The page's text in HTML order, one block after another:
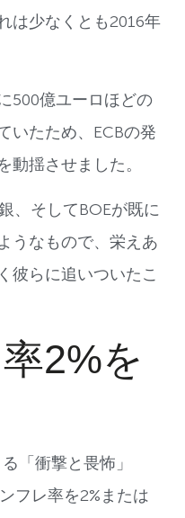
は少なくとも2016年
500億ユーロほどの
いたため、ECBの発
動揺させました。
、そしてBOEが既に
うなもので、栄えあ
彼らに追いついたこ
2%を
「衝撃と畏怖」
フレ率を2%または